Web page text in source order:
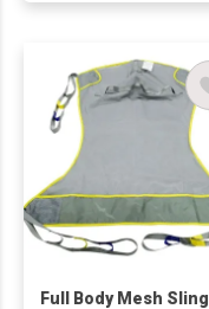
Full Body Mesh Sling